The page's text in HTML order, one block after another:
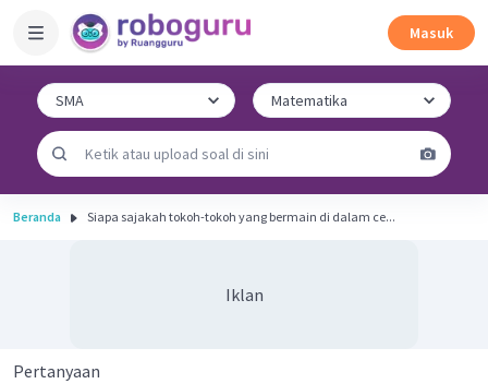
Masuk
Beranda Siapa sajakah tokoh-tokoh yang bermain di dalam ce...
Iklan
Pertanyaan